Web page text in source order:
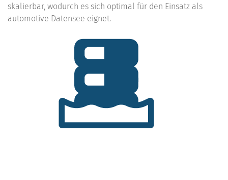
skalierbar, wodurch es sich optimal für den Einsatz als
automotive Datensee eignet.